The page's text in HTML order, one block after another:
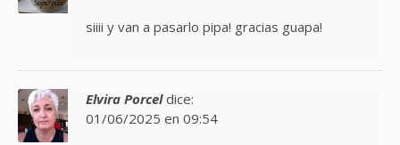
siiii y van a pasarlo pipa! gracias guapa!
Elvira Porcel dice:
01/06/2025 en 09:54